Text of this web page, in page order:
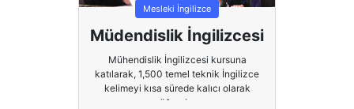
Mesleki İngilizce
Müdendislik İngilizcesi
Mühendislik İngilizcesi kursuna
katılarak, 1,500 temel teknik İngilizce
kelimeyi kısa sürede kalıcı olarak
öğrenin.